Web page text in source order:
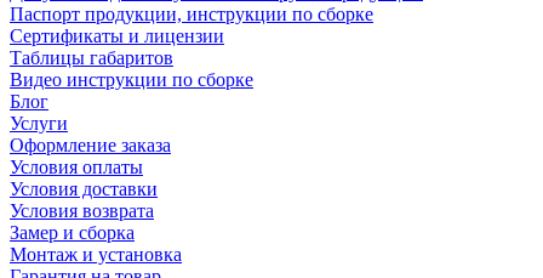
Паспорт продукции, инструкции по сборке
Сертификаты и лицензии
Таблицы габаритов
Видео инструкции по сборке
Блог
Услуги
Оформление заказа
Условия оплаты
Условия доставки
Условия возврата
Замер и сборка
Монтаж и установка